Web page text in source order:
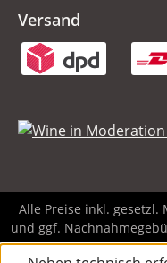
Versand
Alle Preise inkl. gesetzl.
und ggf.